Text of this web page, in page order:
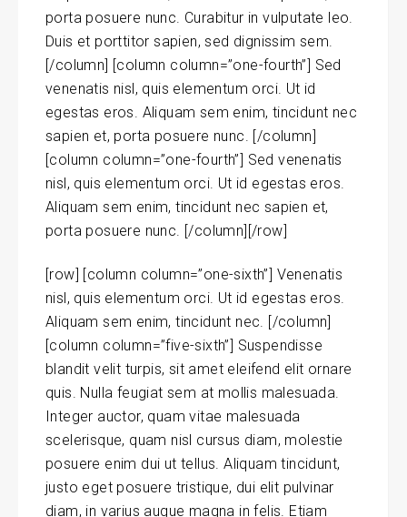
porta posuere nunc. Curabitur in vulputate leo.
Duis et porttitor sapien, sed dignissim sem.
[/column] [column column=”one-fourth”] Sed
venenatis nisl, quis elementum orci. Ut id
egestas eros. Aliquam sem enim, tincidunt nec
sapien et, porta posuere nunc. [/column]
[column column=”one-fourth”] Sed venenatis
nisl, quis elementum orci. Ut id egestas eros.
Aliquam sem enim, tincidunt nec sapien et,
porta posuere nunc. [/column][/row]
[row] [column column=”one-sixth”] Venenatis
nisl, quis elementum orci. Ut id egestas eros.
Aliquam sem enim, tincidunt nec. [/column]
[column column=”five-sixth”] Suspendisse
blandit velit turpis, sit amet eleifend elit ornare
quis. Nulla feugiat sem at mollis malesuada.
Integer auctor, quam vitae malesuada
scelerisque, quam nisl cursus diam, molestie
posuere enim dui ut tellus. Aliquam tincidunt,
justo eget posuere tristique, dui elit pulvinar
diam, in varius augue magna in felis. Etiam